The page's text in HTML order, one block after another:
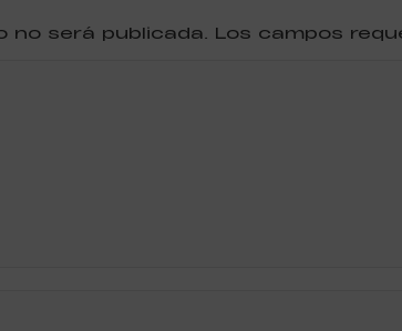
será publicada. Los campos